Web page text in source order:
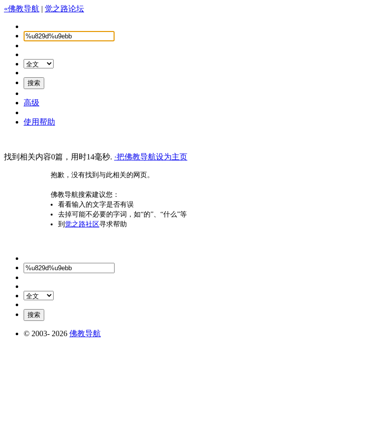
«佛教导航 | 觉之路论坛
高级
使用帮助
找到相关内容0篇，用时14毫秒. ·把佛教导航设为主页
抱歉，没有找到与此相关的网页。
佛教导航搜索建议您：
看看输入的文字是否有误
去掉可能不必要的字词，如“的”、“什么”等
到 觉之路社区寻求帮助
© 2003- 2026 佛教导航